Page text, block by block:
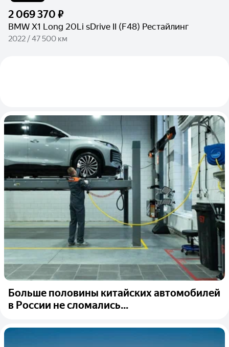
2 069 370 ₽
BMW X1 Long 20Li sDrive II (F48) Рестайлинг
2022 / 47 500 км
Больше половины китайских автомобилей
в России не сломались...